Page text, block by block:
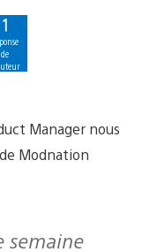
1
de
Manager nous
Modnation